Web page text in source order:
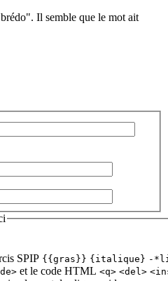
Il semble que le mot ait
SPIP {{gras}} {italique} -
et le code HTML <q> <del>